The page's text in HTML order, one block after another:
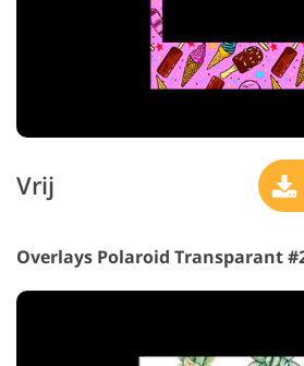
Vrij
Overlays Polaroid Transparant